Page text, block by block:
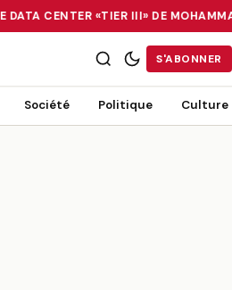
DATA CENTER «TIER III» DE
«TIER III» DE MOHAMMADIA, UN
S'ABONNER
Société Politique Culture